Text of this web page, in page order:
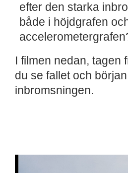
efter den starka
både i höjdgrafen
I filmen nedan, tagen
du se fallet och
inbromsningen.